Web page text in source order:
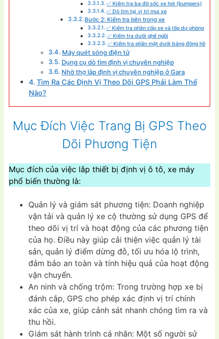
✅ Kiểm tra ba đờ sốc xe hơi (bumpers)
✅ Dò tìm tại vị trí mui xe
Bước 2: Kiểm tra bên trong xe
✅ Kiểm tra phần cốp xe và lốp dự phòng
✅ Kiểm tra dưới ghế ngồi
✅ Kiểm tra phần mặt dưới bảng đồng hồ
Máy quét sóng điện tử
Dụng cụ dò tìm định vị chuyên nghiệp
Nhờ thợ lắp định vị chuyên nghiệp ở Gara
Tìm Ra Các Định Vị Theo Dõi GPS Phải Làm Thế
Nào?
Mục Đích Việc Trang Bị GPS Theo
Dõi Phương Tiện
Mục đích của việc lắp thiết bị định vị ô tô, xe máy
phổ biến thường là:
Quản lý và giám sát phương tiện: Doanh nghiệp
vận tải và quản lý xe cộ thường sử dụng GPS để
theo dõi vị trí và hoạt động của các phương tiện
của họ. Điều này giúp cải thiện việc quản lý tài
sản, quản lý điểm dừng đỗ, tối ưu hóa lộ trình,
đảm bảo an toàn và tính hiệu quả của hoạt động
vận chuyển.
An ninh và chống trộm: Trong trường hợp xe bị
đánh cắp, GPS cho phép xác định vị trí chính
xác của xe, giúp cảnh sát nhanh chóng tìm ra và
thu hồi.
Giám sát hành trình cá nhân: Một số người sử